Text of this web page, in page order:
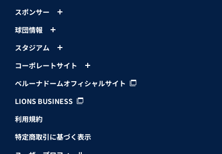
スポンサー
球団情報
スタジアム
コーポレートサイト
ベルーナドームオフィシャルサイト
LIONS BUSINESS
利用規約
特定商取引に基づく表示